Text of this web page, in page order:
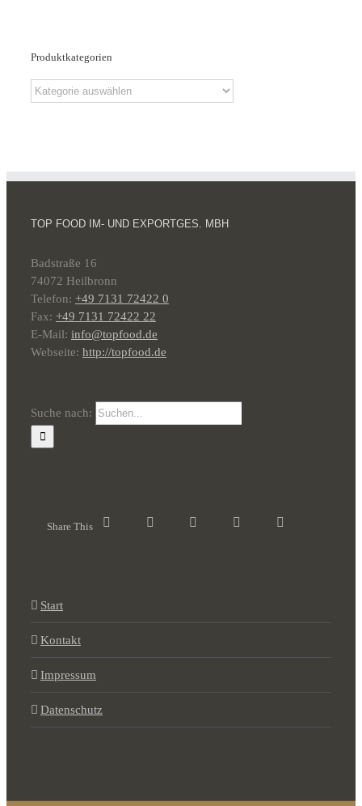
Produktkategorien
TOP FOOD IM- UND EXPORTGES. MBH
Badstraße 16
74072 Heilbronn
Telefon: +49 7131 72422 0
Fax: +49 7131 72422 22
E-Mail: info@topfood.de
Webseite: http://topfood.de
Suche nach:
Share This
Start
Kontakt
Impressum
Datenschutz